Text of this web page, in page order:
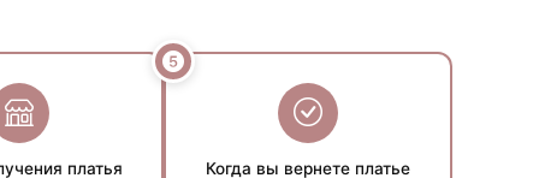
платья
Когда вы вернете платье